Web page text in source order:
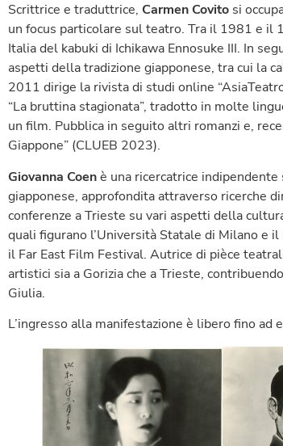
Scrittrice e traduttrice, Carmen Covito si
un focus particolare sul teatro. Tra il 1981 e il
Italia del kabuki di Ichikawa Ennosuke III. In
aspetti della tradizione giapponese, tra cui la
2011 dirige la rivista di studi online
“La bruttina stagionata”, tradotto in molte
un film. Pubblica in seguito altri romanzi e,
Giappone” (CLUEB 2023).
Giovanna Coenè una ricercatrice
giapponese, approfondita attraverso ricerche
conferenze a Trieste su vari aspetti della
quali figurano l’Università Statale di Milano e
il Far East Film Festival. Autrice di pièce
artistici sia a Gorizia che a Trieste,
Giulia.
L’ingresso alla manifestazione è libero fino